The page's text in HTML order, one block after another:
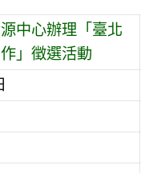
中心辦理「臺北
」徵選活動